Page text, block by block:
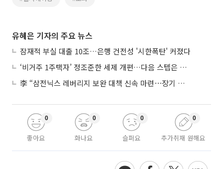
유혜은 기자의 주요 뉴스
잠재적 부실 대출 10조…은행 건전성 '시한폭탄' 커졌다
‘비거주 1주택자’ 정조준한 세제 개편…다음 스텝은 금융 대책
李 “삼전닉스 레버리지 보완 대책 신속 마련⋯장기 채무 과감히 탕감”
좋아요
0
화나요
0
슬퍼요
0
추가취재 원해요
0